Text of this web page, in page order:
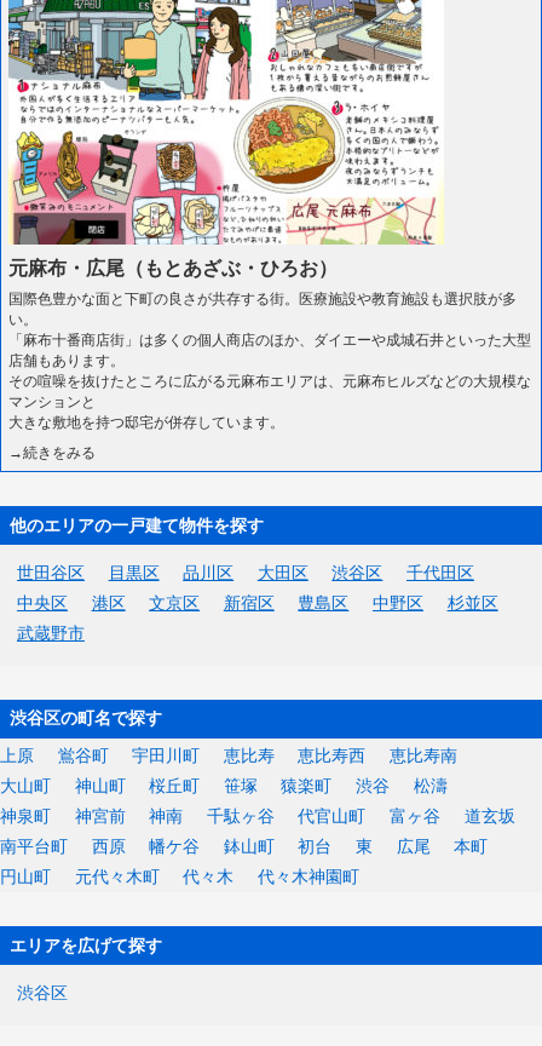
元麻布・広尾（もとあざぶ・ひろお）
国際色豊かな面と下町の良さが共存する街。医療施設や教育施設も選択肢が多
い。
「麻布十番商店街」は多くの個人商店のほか、ダイエーや成城石井といった大型
店舗もあります。
その喧噪を抜けたところに広がる元麻布エリアは、元麻布ヒルズなどの大規模な
マンションと
大きな敷地を持つ邸宅が併存しています。
→続きをみる
他のエリアの一戸建て物件を探す
世田谷区 目黒区 品川区 大田区 渋谷区
千代田区
中央区
港区 文京区 新宿区 豊島区 中野区
杉並区
武蔵野市
渋谷区の町名で探す
上原 鴬谷町 宇田川町 恵比寿 恵比寿西
恵比寿南
大山町
神山町 桜丘町 笹塚 猿楽町 渋谷
松濤
神泉町
神宮前 神南 千駄ヶ谷 代官山町 富ヶ谷
道玄坂
南平台町
西原 幡ケ谷 鉢山町 初台 東 広尾
本町
円山町
元代々木町 代々木 代々木神園町
エリアを広げて探す
渋谷区